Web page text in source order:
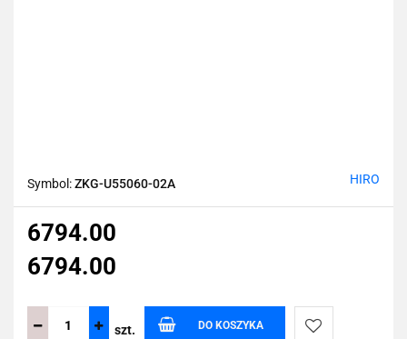
Symbol:ZKG-U55060-02A HIRO
6794.00
6794.00
szt. DO KOSZYKA